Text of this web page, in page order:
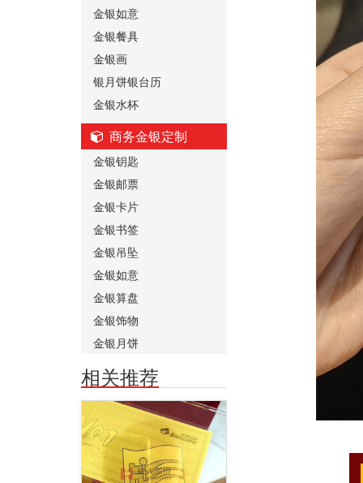
金银如意
金银餐具
金银画
银月饼银台历
金银水杯
商务金银定制
金银钥匙
金银邮票
金银卡片
金银书签
金银吊坠
金银如意
金银算盘
金银饰物
金银月饼
相关推荐